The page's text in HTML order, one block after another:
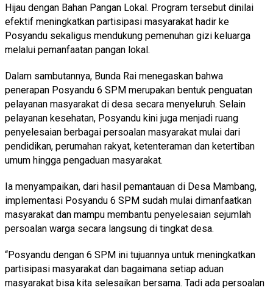
Hijau dengan Bahan Pangan Lokal. Program tersebut dinilai
efektif meningkatkan partisipasi masyarakat hadir ke
Posyandu sekaligus mendukung pemenuhan gizi keluarga
melalui pemanfaatan pangan lokal.
Dalam sambutannya, Bunda Rai menegaskan bahwa
penerapan Posyandu 6 SPM merupakan bentuk penguatan
pelayanan masyarakat di desa secara menyeluruh. Selain
pelayanan kesehatan, Posyandu kini juga menjadi ruang
penyelesaian berbagai persoalan masyarakat mulai dari
pendidikan, perumahan rakyat, ketenteraman dan ketertiban
umum hingga pengaduan masyarakat.
Ia menyampaikan, dari hasil pemantauan di Desa Mambang,
implementasi Posyandu 6 SPM sudah mulai dimanfaatkan
masyarakat dan mampu membantu penyelesaian sejumlah
persoalan warga secara langsung di tingkat desa.
“Posyandu dengan 6 SPM ini tujuannya untuk meningkatkan
partisipasi masyarakat dan bagaimana setiap aduan
masyarakat bisa kita selesaikan bersama. Tadi ada persoalan